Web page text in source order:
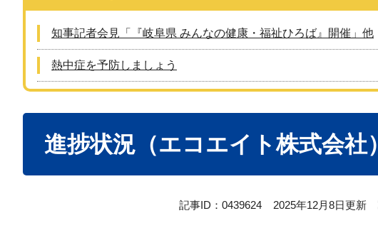
知事記者会見「『岐阜県 みんなの健康・福祉ひろば』開催」他
熱中症を予防しましょう
進捗状況（エコエイト株式会社）
記事ID：0439624 2025年12月8日更新